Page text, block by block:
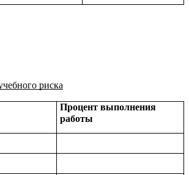
риска
Процент выполнения
работы